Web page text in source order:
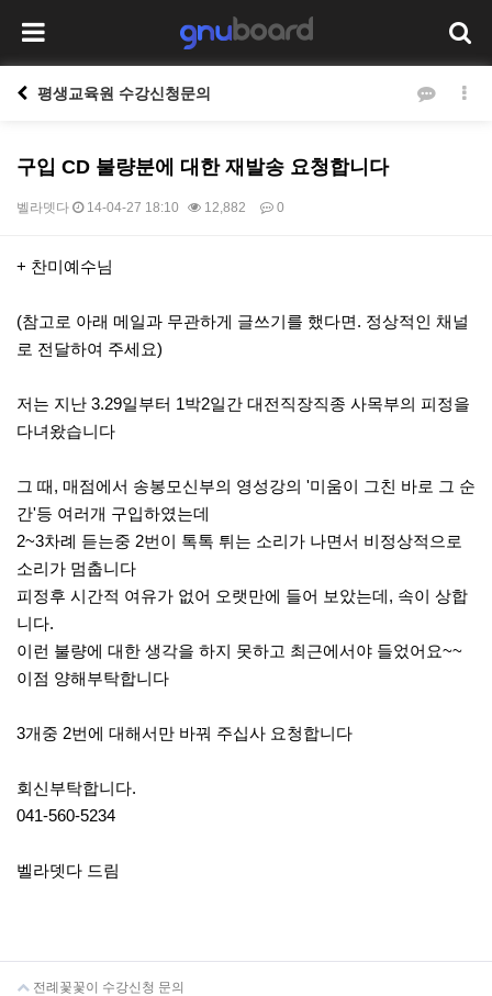
평생교육원 수강신청문의
구입 CD 불량분에 대한 재발송 요청합니다
벨라뎃다 14-04-27 18:10 12,882 0
본문
+ 찬미예수님
(참고로 아래 메일과 무관하게 글쓰기를 했다면. 정상적인 채널
로 전달하여 주세요)
저는 지난 3.29일부터 1박2일간 대전직장직종 사목부의 피정을
다녀왔습니다
그 때, 매점에서 송봉모신부의 영성강의 '미움이 그친 바로 그 순
간'등 여러개 구입하였는데
2~3차례 듣는중 2번이 톡톡 튀는 소리가 나면서 비정상적으로
소리가 멈춥니다
피정후 시간적 여유가 없어 오랫만에 들어 보았는데, 속이 상합
니다.
이런 불량에 대한 생각을 하지 못하고 최근에서야 들었어요~~
이점 양해부탁합니다
3개중 2번에 대해서만 바꿔 주십사 요청합니다
회신부탁합니다.
041-560-5234
벨라뎃다 드림
전례꽃꽃이 수강신청 문의